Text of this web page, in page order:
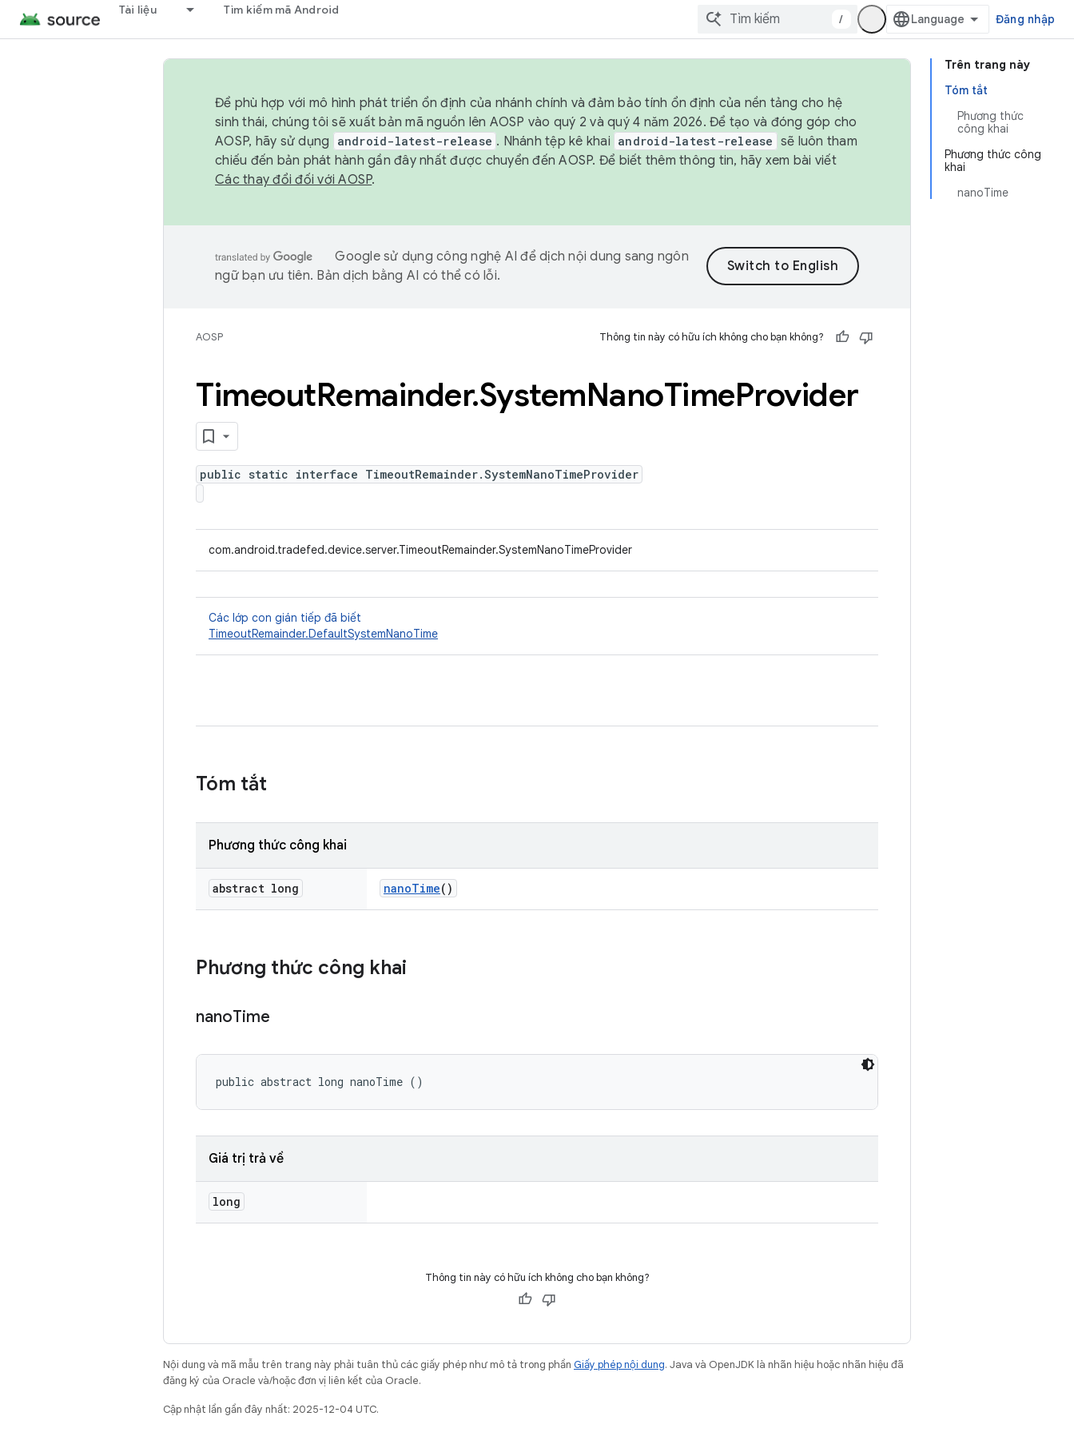
Tài liệu Tìm kiếm mã Android
/ Đăng nhập
Trên trang này
Tóm tắt
Phương thức
công khai
Phương thức công
khai
nanoTime
Để phù hợp với mô hình phát triển ổn định của nhánh chính và đảm bảo tính ổn định của nền tảng cho hệ
sinh thái, chúng tôi sẽ xuất bản mã nguồn lên AOSP vào quý 2 và quý 4 năm 2026. Để tạo và đóng góp cho
AOSP, hãy sử dụng
android-latest-release . Nhánh tệp kê khai android-latest-release sẽ luôn tham
chiếu đến bản phát hành gần đây nhất được chuyển đến AOSP. Để biết thêm thông tin, hãy xem bài viết
Các thay đổi đối với AOSP.
Google sử dụng công nghệ AI để dịch nội dung sang ngôn
ngữ bạn ưu tiên. Bản dịch bằng AI có thể có lỗi.
AOSP Thông tin này có hữu ích không cho bạn không?
TimeoutRemainder.SystemNanoTimeProvider
public static interface TimeoutRemainder.SystemNanoTimeProvider
com.android.tradefed.device.server.TimeoutRemainder.SystemNanoTimeProvider
Các lớp con gián tiếp đã biết
TimeoutRemainder.DefaultSystemNanoTime
Tóm tắt
Phương thức công khai
abstract long nanoTime()
Phương thức công khai
nanoTime
public abstract long nanoTime ()
Giá trị trả về
long
Thông tin này có hữu ích không cho bạn không?
Nội dung và mã mẫu trên trang này phải tuân thủ các giấy phép như mô tả trong phần Giấy phép nội dung. Java và OpenJDK là nhãn hiệu hoặc nhãn hiệu đã
đăng ký của Oracle và/hoặc đơn vị liên kết của Oracle.
Cập nhật lần gần đây nhất: 2025-12-04 UTC.